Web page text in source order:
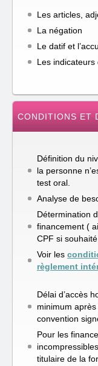
Les articles,
La négation
Le datif et
Les indicateurs
CONDITIONS ET
Définition du
la personne
test oral.
Analyse de
Détermination
financement (
CPF si souhaité
Voir les
règlement
Délai d’accès
minimum
convention
Pour les
titulaire de la